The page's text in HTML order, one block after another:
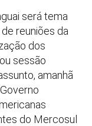
será tema
reuniões da
dos
sessão
amanhã
do Mercosul